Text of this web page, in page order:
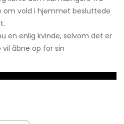
om vold i hjemmet besluttede
en enlig kvinde, selvom det er
åbne op for sin